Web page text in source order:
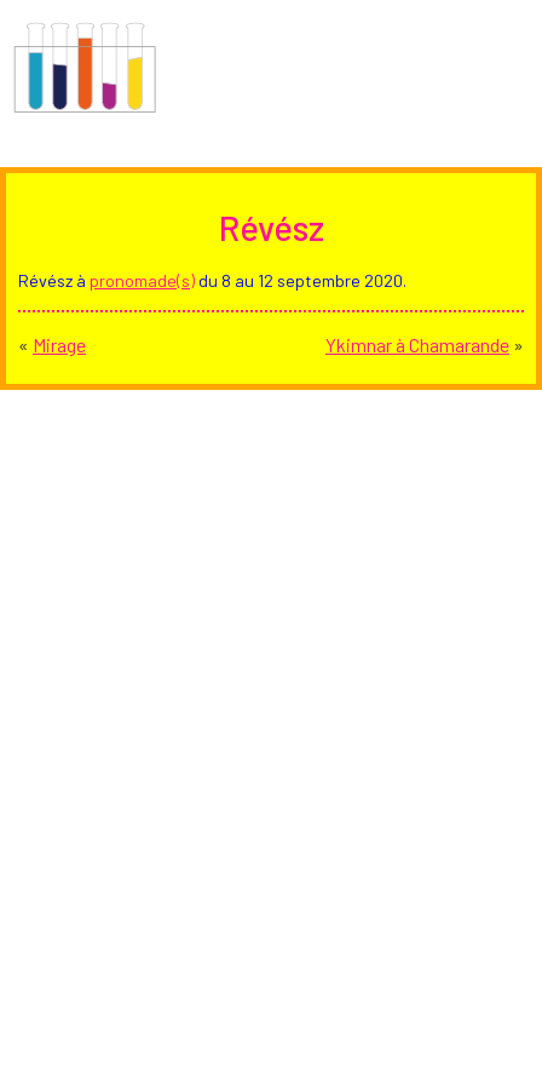
Révész
Révész à pronomade(s) du 8 au 12 septembre 2020.
« Mirage Ykimnar à Chamarande »